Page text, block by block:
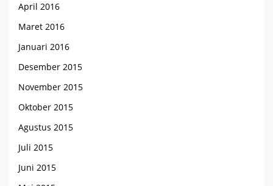
April 2016
Maret 2016
Januari 2016
Desember 2015
November 2015
Oktober 2015
Agustus 2015
Juli 2015
Juni 2015